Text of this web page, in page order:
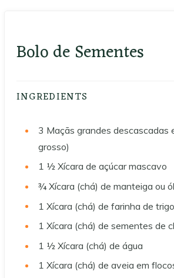
Bolo de Sementes
INGREDIENTS
3 Maçãs grandes descascadas
grosso)
1 ½ Xícara de açúcar mascavo
¾ Xícara (chá) de manteiga ou
1 Xícara (chá) de farinha de
1 Xícara (chá) de sementes de
1 ½ Xícara (chá) de água
1 Xícara (chá) de aveia em